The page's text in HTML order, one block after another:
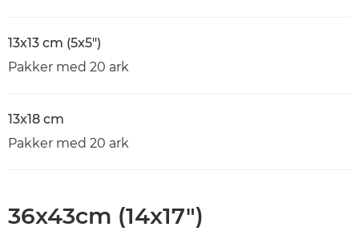
13x13 cm (5x5")
Pakker med 20 ark
13x18 cm
Pakker med 20 ark
36x43cm (14x17")